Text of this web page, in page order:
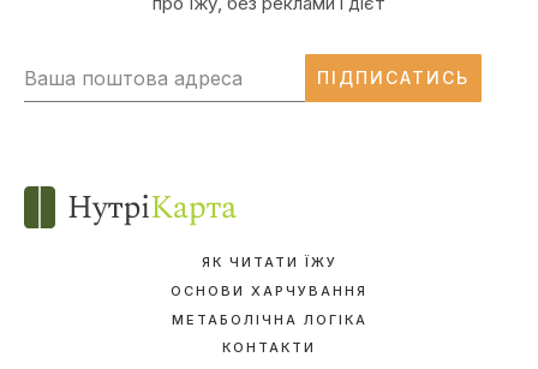
ПІДПИСАТИСЬ
ЯК ЧИТАТИ ЇЖУ
ОСНОВИ ХАРЧУВАННЯ
МЕТАБОЛІЧНА ЛОГІКА
КОНТАКТИ